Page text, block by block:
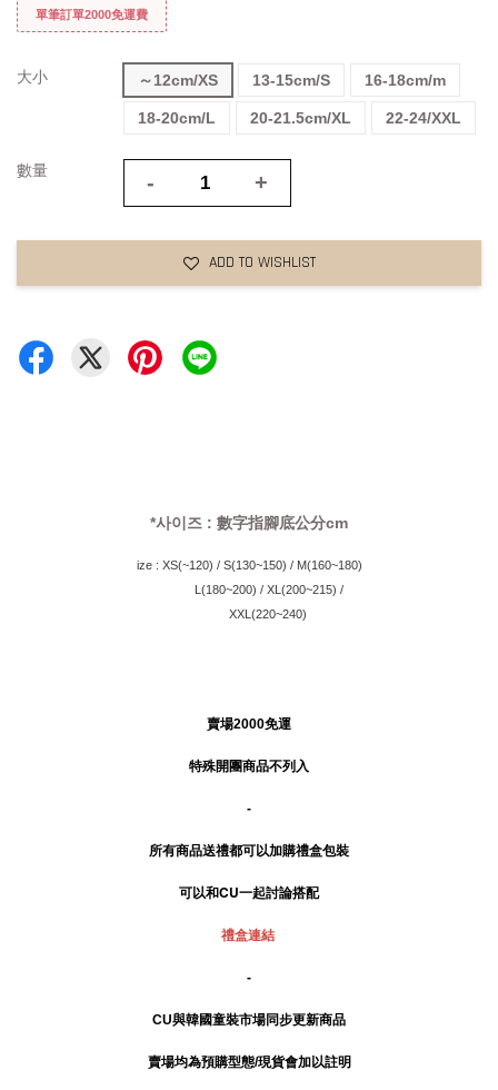
單筆訂單2000免運費
大小 ～12cm/XS 13-15cm/S 16-18cm/m
18-20cm/L 20-21.5cm/XL 22-24/XXL
數量 - +
ADD TO WISHLIST
*사이즈 : 數字指腳底公分cm
ize : XS(~120) / S(130~150) / M(160~180)
L(180~200) / XL(200~215) /
XXL(220~240)
賣場2000免運
特殊開團商品不列入
-
所有商品送禮都可以加購禮盒包裝
可以和CU一起討論搭配
禮盒連結
-
CU與韓國童裝市場同步更新商品
賣場均為預購型態/現貨會加以註明